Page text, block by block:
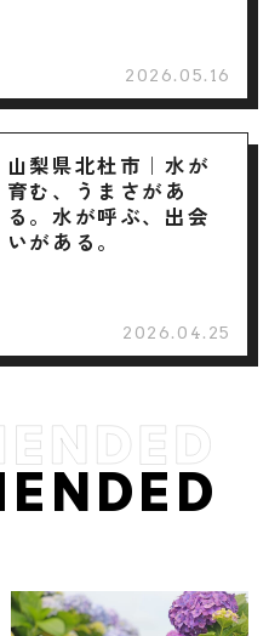
2026.05.16
山梨県北杜市｜水が
育む、うまさがあ
る。水が呼ぶ、出会
いがある。
2026.04.25